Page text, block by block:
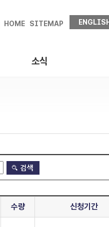
HOME SITEMAP ENGLISH
소식
수량 신청기간